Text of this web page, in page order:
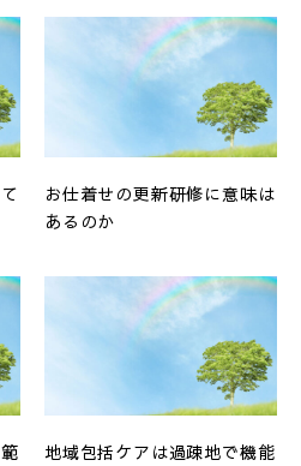
お仕着せの更新研修に意味は
あるのか
地域包括ケアは過疎地で機能